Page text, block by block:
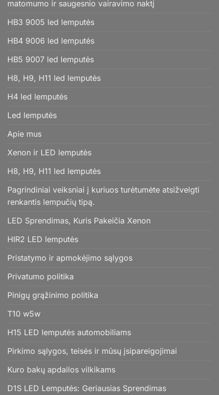
matomumo ir saugesnio vairavimo naktį
HB3 9005 led lemputės
HB4 9006 led lemputės
HB5 9007 led lemputės
H8, H9, H11 led lemputės
H4 led lemputės
Led lemputės
Apie mus
Xenon ir LED lemputės
H8, H9, H11 led lemputės
Pagrindiniai veiksniai į kuriuos turėtumėte atsižvelgti
renkantis lempučių tipą.
LED Sprendimas, Kuris Pakeičia Xenon
HIR2 LED lemputės
Pristatymo ir apmokėjimo sąlygos
Privatumo politika
Pinigų grąžinimo politika
T10 w5w
H15 LED lemputės automobiliams
Pirkimo sąlygos, teisės ir mūsų įsipareigojimai
Kuro bakų apdailos vilkikams
D1S LED Lemputės: Geriausias Sprendimas